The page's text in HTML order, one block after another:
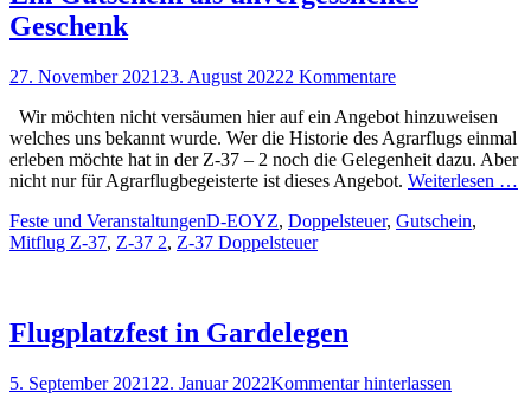
Geschenk
Posted
27. November 2021 23. August 20222 Kommentare
Wir möchten nicht versäumen hier auf ein Angebot hinzuweisen
welches uns bekannt wurde. Wer die Historie des Agrarflugs einmal
erleben möchte hat in der Z-37 – 2 noch die Gelegenheit dazu. Aber
nicht nur für Agrarflugbegeisterte ist dieses Angebot. Weiterlesen …
Kategorien
Feste und VeranstaltungenSchlagworte
D-EOYZ, Doppelsteuer, Gutschein,
Mitflug Z-37, Z-37 2, Z-37 Doppelsteuer
Flugplatzfest in Gardelegen
Posted
5. September 2021 22. Januar 2022Kommentar hinterlassen